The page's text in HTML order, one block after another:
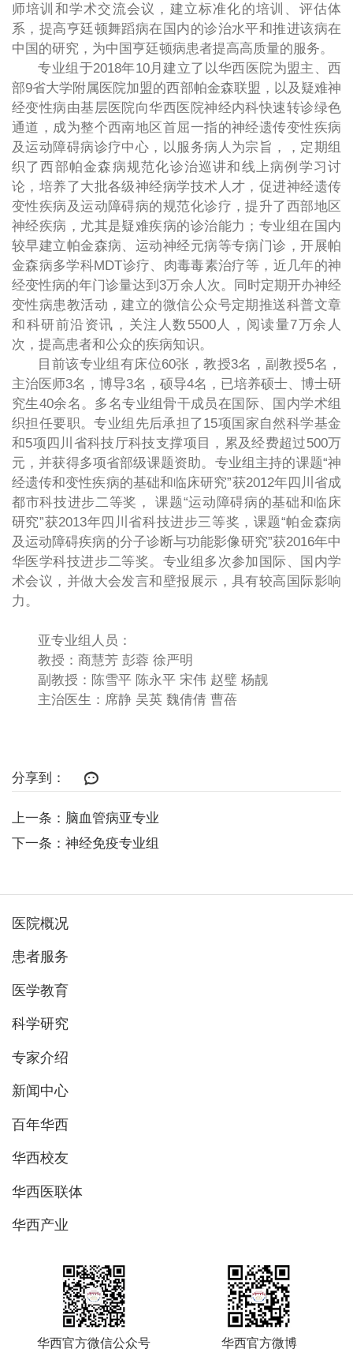
师培训和学术交流会议，建立标准化的培训、评估体
系，提高亨廷顿舞蹈病在国内的诊治水平和推进该病在
中国的研究，为中国亨廷顿病患者提高高质量的服务。
专业组于2018年10月建立了以华西医院为盟主、西
部9省大学附属医院加盟的西部帕金森联盟，以及疑难神
经变性病由基层医院向华西医院神经内科快速转诊绿色
通道，成为整个西南地区首屈一指的神经遗传变性疾病
及运动障碍病诊疗中心，以服务病人为宗旨，，定期组
织了西部帕金森病规范化诊治巡讲和线上病例学习讨
论，培养了大批各级神经病学技术人才，促进神经遗传
变性疾病及运动障碍病的规范化诊疗，提升了西部地区
神经疾病，尤其是疑难疾病的诊治能力；专业组在国内
较早建立帕金森病、运动神经元病等专病门诊，开展帕
金森病多学科MDT诊疗、肉毒毒素治疗等，近几年的神
经变性病的年门诊量达到3万余人次。同时定期开办神经
变性病患教活动，建立的微信公众号定期推送科普文章
和科研前沿资讯，关注人数5500人，阅读量7万余人
次，提高患者和公众的疾病知识。
目前该专业组有床位60张，教授3名，副教授5名，
主治医师3名，博导3名，硕导4名，已培养硕士、博士研
究生40余名。多名专业组骨干成员在国际、国内学术组
织担任要职。专业组先后承担了15项国家自然科学基金
和5项四川省科技厅科技支撑项目，累及经费超过500万
元，并获得多项省部级课题资助。专业组主持的课题“神
经遗传和变性疾病的基础和临床研究”获2012年四川省成
都市科技进步二等奖， 课题“运动障碍病的基础和临床
研究”获2013年四川省科技进步三等奖，课题“帕金森病
及运动障碍疾病的分子诊断与功能影像研究”获2016年中
华医学科技进步二等奖。专业组多次参加国际、国内学
术会议，并做大会发言和壁报展示，具有较高国际影响
力。
亚专业组人员：
教授：商慧芳 彭蓉 徐严明
副教授：陈雪平 陈永平 宋伟 赵璧 杨靓
主治医生：席静 吴英 魏倩倩 曹蓓
分享到：
上一条：脑血管病亚专业
下一条：神经免疫专业组
医院概况
患者服务
医学教育
科学研究
专家介绍
新闻中心
百年华西
华西校友
华西医联体
华西产业
华西官方微信公众号 华西官方微博